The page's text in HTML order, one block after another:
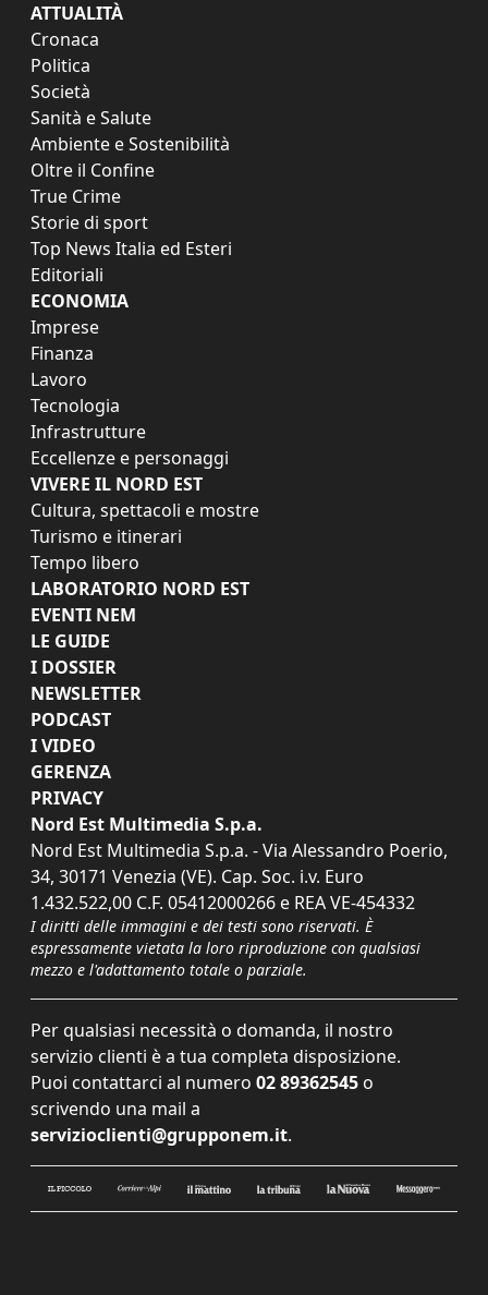
ATTUALITÀ
Cronaca
Politica
Società
Sanità e Salute
Ambiente e Sostenibilità
Oltre il Confine
True Crime
Storie di sport
Top News Italia ed Esteri
Editoriali
ECONOMIA
Imprese
Finanza
Lavoro
Tecnologia
Infrastrutture
Eccellenze e personaggi
VIVERE IL NORD EST
Cultura, spettacoli e mostre
Turismo e itinerari
Tempo libero
LABORATORIO NORD EST
EVENTI NEM
LE GUIDE
I DOSSIER
NEWSLETTER
PODCAST
I VIDEO
GERENZA
PRIVACY
Nord Est Multimedia S.p.a.
Nord Est Multimedia S.p.a. - Via Alessandro Poerio,
34, 30171 Venezia (VE). Cap. Soc. i.v. Euro
1.432.522,00 C.F. 05412000266 e REA VE-454332
I diritti delle immagini e dei testi sono riservati. È
espressamente vietata la loro riproduzione con qualsiasi
mezzo e l'adattamento totale o parziale.
Per qualsiasi necessità o domanda, il nostro
servizio clienti è a tua completa disposizione.
Puoi contattarci al numero 02 89362545 o
scrivendo una mail a
servizioclienti@grupponem.it.